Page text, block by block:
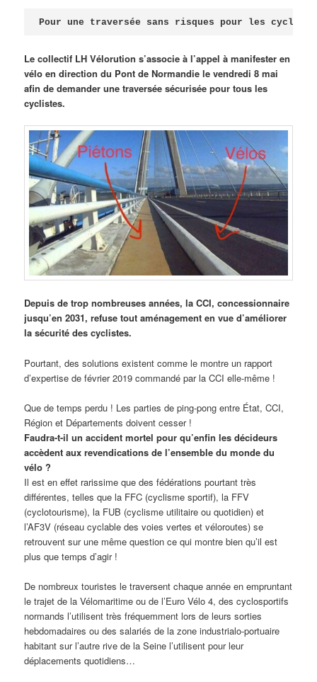
Pour une traversée sans risques pour les
Le collectif LH Vélorution s’associe à l’appel à manifester en
vélo en direction du Pont de Normandie le vendredi 8 mai
afin de demander une traversée sécurisée pour tous les
cyclistes.
Depuis de trop nombreuses années, la CCI, concessionnaire
jusqu’en 2031, refuse tout aménagement en vue d’améliorer
la sécurité des cyclistes.
Pourtant, des solutions existent comme le montre un rapport
d’expertise de février 2019 commandé par la CCI elle-même !
Que de temps perdu ! Les parties de ping-pong entre État, CCI,
Région et Départements doivent cesser !
Faudra-t-il un accident mortel pour qu’enfin les décideurs
accèdent aux revendications de l’ensemble du monde du
vélo ?
Il est en effet rarissime que des fédérations pourtant très
différentes, telles que la FFC (cyclisme sportif), la FFV
(cyclotourisme), la FUB (cyclisme utilitaire ou quotidien) et
l’AF3V (réseau cyclable des voies vertes et véloroutes) se
retrouvent sur une même question ce qui montre bien qu’il est
plus que temps d’agir !
De nombreux touristes le traversent chaque année en empruntant
le trajet de la Vélomaritime ou de l’Euro Vélo 4, des cyclosportifs
normands l’utilisent très fréquemment lors de leurs sorties
hebdomadaires ou des salariés de la zone industrialo-portuaire
habitant sur l’autre rive de la Seine l’utilisent pour leur
déplacements quotidiens…